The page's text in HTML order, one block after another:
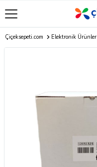
Çiçeksepeti.com Elektronik Ürünler